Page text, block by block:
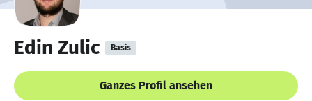
Edin Zulic Basis
Ganzes Profil ansehen